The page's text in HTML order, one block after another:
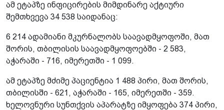
ამ ეტაპზე ინფიცირების მიმდინარე აქტიური
შემთხვევა 34 538 საიდანაც:
6 214 ადამიანი მკურნალობს საავადმყოფოში, მათ
შორის, თბილისის საავადმყოფოებში - 2 583,
აჭარაში - 716, იმერეთში - 1 099.
ამ ეტაპზე მძიმე პაციენტია 1 488 პირი, მათ შორის,
თბილისში - 621, აჭარაში - 165, იმერეთში - 359.
ხელოვნური სუნთქვის აპარატზე იმყოფება 374 პირი,